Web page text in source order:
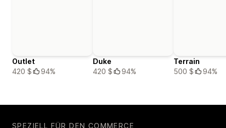
Outlet
420 $
94%
Duke
420 $
94%
Terrain
500 $
94%
SPEZIELL FÜR DEN COMMERCE